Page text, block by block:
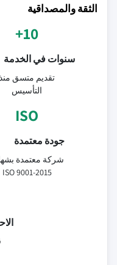
الثقة والمصداقية
10+
سنوات في الخدمة
تقديم متسق
التأسيس
ISO
جودة معتمدة
شركة معتمدة
ISO 9001-2015